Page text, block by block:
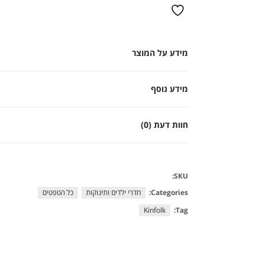
מידע על המוצר
מידע נוסף
חוות דעת (0)
SKU:
Categories:
חדרי ילדים ותינוקות
כל הטפטים
Tag:
Kinfolk